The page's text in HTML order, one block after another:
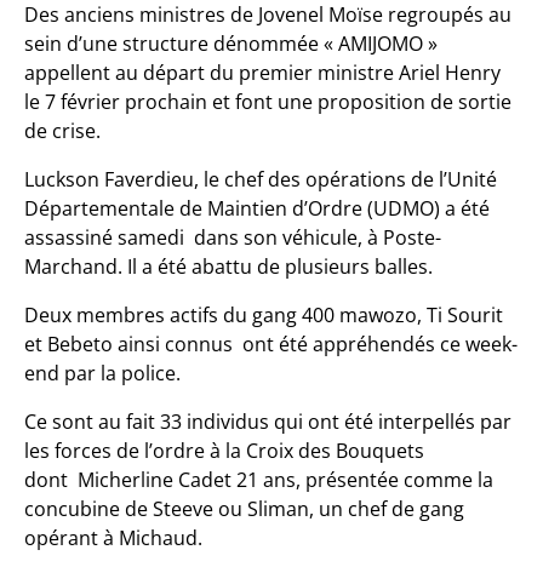
Des anciens ministres de Jovenel Moïse regroupés au
sein d’une structure dénommée « AMIJOMO »
appellent au départ du premier ministre Ariel Henry
le 7 février prochain et font une proposition de sortie
de crise.
Luckson Faverdieu, le chef des opérations de l’Unité
Départementale de Maintien d’Ordre (UDMO) a été
assassiné samedi dans son véhicule, à Poste-
Marchand. Il a été abattu de plusieurs balles.
Deux membres actifs du gang 400 mawozo, Ti Sourit
et Bebeto ainsi connus ont été appréhendés ce week-
end par la police.
Ce sont au fait 33 individus qui ont été interpellés par
les forces de l’ordre à la Croix des Bouquets
dont Micherline Cadet 21 ans, présentée comme la
concubine de Steeve ou Sliman, un chef de gang
opérant à Michaud.